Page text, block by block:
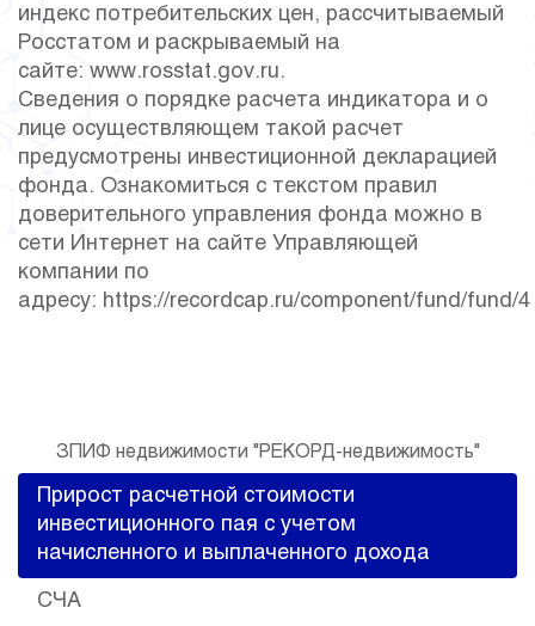
индекс потребительских цен, рассчитываемый
Росстатом и раскрываемый на
сайте: www.rosstat.gov.ru.
Сведения о порядке расчета индикатора и о
лице осуществляющем такой расчет
предусмотрены инвестиционной декларацией
фонда. Ознакомиться с текстом правил
доверительного управления фонда можно в
сети Интернет на сайте Управляющей
компании по
адресу: https://recordcap.ru/component/fund/fund/4
ЗПИФ недвижимости "РЕКОРД-недвижимость"
Прирост расчетной стоимости
инвестиционного пая с учетом
начисленного и выплаченного дохода
СЧА